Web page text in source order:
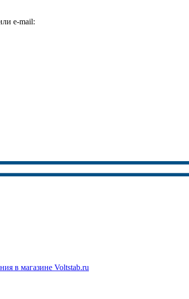
e-mail:
в магазине Voltstab.ru